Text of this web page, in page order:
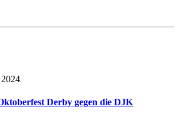
Derby gegen die DJK